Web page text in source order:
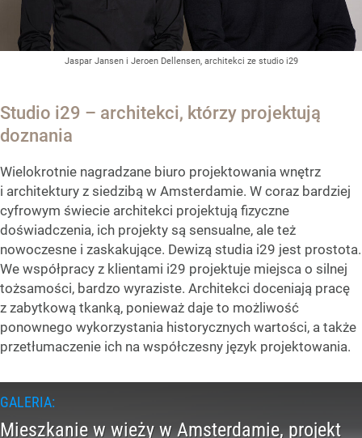
Jaspar Jansen i Jeroen Dellensen, architekci ze studio i29
Studio i29 – architekci, którzy projektują
doznania
Wielokrotnie nagradzane biuro projektowania wnętrz
i architektury z siedzibą w Amsterdamie. W coraz bardziej
cyfrowym świecie architekci projektują fizyczne
doświadczenia, ich projekty są sensualne, ale też
nowoczesne i zaskakujące. Dewizą studia i29 jest prostota.
We współpracy z klientami i29 projektuje miejsca o silnej
tożsamości, bardzo wyraziste. Architekci doceniają pracę
z zabytkową tkanką, ponieważ daje to możliwość
ponownego wykorzystania historycznych wartości, a także
przetłumaczenie ich na współczesny język projektowania.